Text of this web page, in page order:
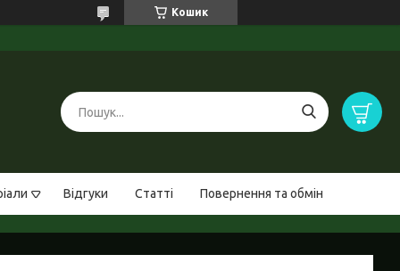
Кошик
Відгуки Статті Повернення та обмін